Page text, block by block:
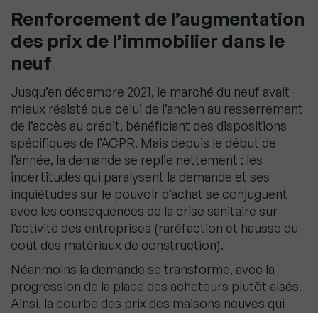
Renforcement de l’augmentation
des prix de l’immobilier dans le
neuf
Jusqu’en décembre 2021, le marché du neuf avait
mieux résisté que celui de l’ancien au resserrement
de l’accès au crédit, bénéficiant des dispositions
spécifiques de l’ACPR. Mais depuis le début de
l’année, la demande se replie nettement : les
incertitudes qui paralysent la demande et ses
inquiétudes sur le pouvoir d’achat se conjuguent
avec les conséquences de la crise sanitaire sur
l’activité des entreprises (raréfaction et hausse du
coût des matériaux de construction).
Néanmoins la demande se transforme, avec la
progression de la place des acheteurs plutôt aisés.
Ainsi, la courbe des prix des maisons neuves qui